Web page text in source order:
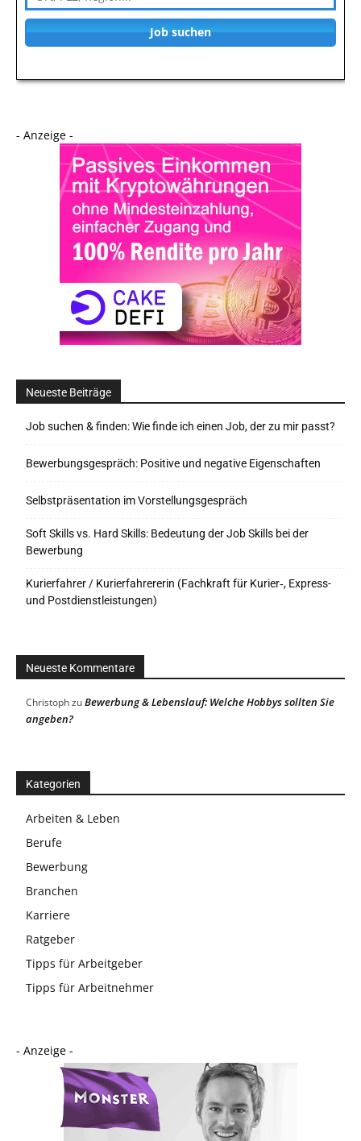
Job suchen
- Anzeige -
Neueste Beiträge
Job suchen & finden: Wie finde ich einen Job, der zu mir passt?
Bewerbungsgespräch: Positive und negative Eigenschaften
Selbstpräsentation im Vorstellungsgespräch
Soft Skills vs. Hard Skills: Bedeutung der Job Skills bei der
Bewerbung
Kurierfahrer / Kurierfahrererin (Fachkraft für Kurier‑, Express-
und Postdienstleistungen)
Neueste Kommentare
ChristophzuBewerbung & Lebenslauf: Welche Hobbys sollten Sie
angeben?
Kategorien
Arbeiten & Leben
Berufe
Bewerbung
Branchen
Karriere
Ratgeber
Tipps für Arbeitgeber
Tipps für Arbeitnehmer
- Anzeige -